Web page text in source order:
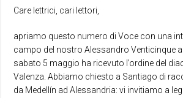
Care lettrici, cari lettori,
apriamo questo numero di Voce con una
campo del nostro Alessandro Venticinque
sabato 5 maggio ha ricevuto l’ordine del
Valenza. Abbiamo chiesto a Santiago di
da Medellín ad Alessandria: vi invitiamo a